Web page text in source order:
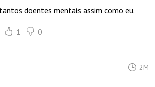
doentes mentais assim como eu.
1 0
2M